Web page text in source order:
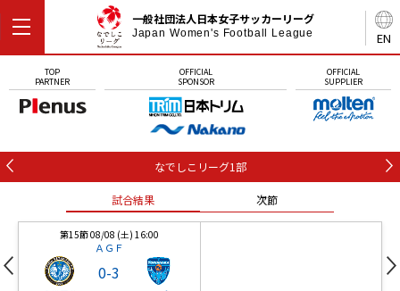
EN
一般社団法人日本女子サッカーリーグ
Japan Women's Football League
TOP
PARTNER
OFFICIAL
SPONSOR
OFFICIAL
SUPPLIER
なでしこリーグ1部
試合結果 次節
第15節 08/08 (土) 16:00
ＡＧＦ
0-3